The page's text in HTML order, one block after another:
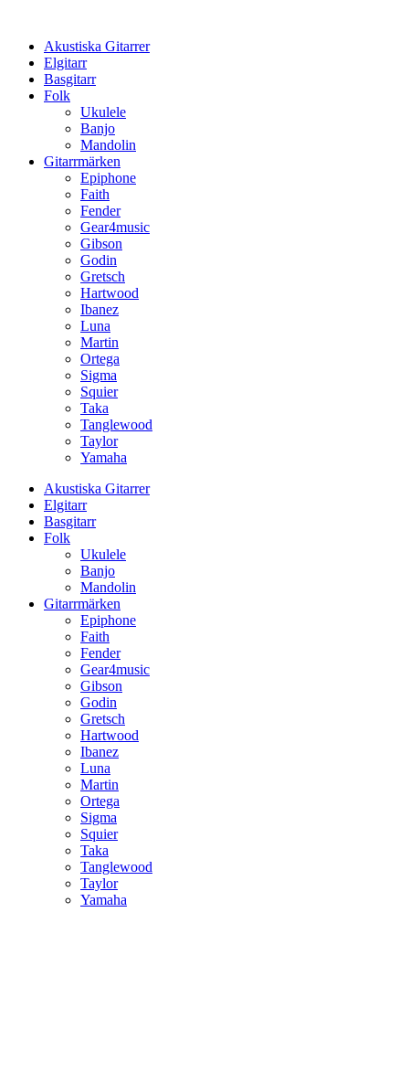
innehållAkustiska Gitarrer
Elgitarr
Basgitarr
Folk
Ukulele
Banjo
Mandolin
Gitarrmärken
Epiphone
Faith
Fender
Gear4music
Gibson
Godin
Gretsch
Hartwood
Ibanez
Luna
Martin
Ortega
Sigma
Squier
Taka
Tanglewood
Taylor
Yamaha
Akustiska Gitarrer
Elgitarr
Basgitarr
Folk
Ukulele
Banjo
Mandolin
Gitarrmärken
Epiphone
Faith
Fender
Gear4music
Gibson
Godin
Gretsch
Hartwood
Ibanez
Luna
Martin
Ortega
Sigma
Squier
Taka
Tanglewood
Taylor
Yamaha